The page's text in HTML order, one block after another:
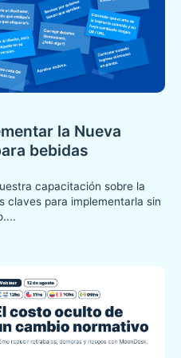
la Nueva
bebidas
capacitación sobre la
claves para implementarla sin